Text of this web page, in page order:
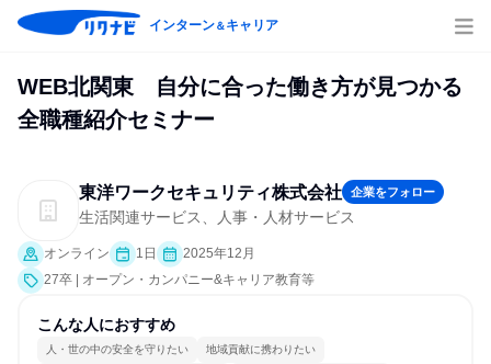
インターン＆キャリア
WEB北関東 自分に合った働き方が見つかる
全職種紹介セミナー
東洋ワークセキュリティ株式会社 企業をフォロー
生活関連サービス、人事・人材サービス
オンライン 1日
2025年12月
27卒 | オープン・カンパニー&キャリア教育等
こんな人におすすめ
人・世の中の安全を守りたい 地域貢献に携わりたい